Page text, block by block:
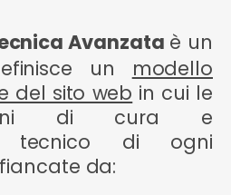
Avanzata è un
un modello
del sito web in cui le
di cura e
tecnico di ogni
da: